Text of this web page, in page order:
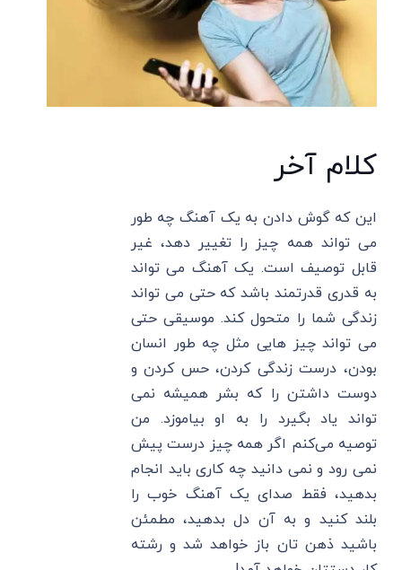
کلام آخر
این که گوش دادن به یک آهنگ چه طور
می تواند همه چیز را تغییر دهد، غیر
قابل توصیف است. یک آهنگ می تواند
به قدری قدرتمند باشد که حتی می تواند
زندگی شما را متحول کند. موسیقی حتی
می تواند چیز هایی مثل چه طور انسان
بودن، درست زندگی کردن، حس کردن و
دوست داشتن را که بشر همیشه نمی
تواند یاد بگیرد را به او بیاموزد. من
توصیه می‌کنم اگر همه چیز درست پیش
نمی ‌رود و نمی ‌دانید چه کاری باید انجام
بدهید، فقط صدای یک آهنگ خوب را
بلند کنید و به آن دل بدهید، مطمئن
باشید ذهن تان باز خواهد شد و رشته